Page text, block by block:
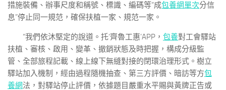
措施裝備、辦事尺度和稱號、標識、編碼等“成包養網單次分信
息”停止同一規范，確保扶植一家、規范一家。
“我們依沐堅定的說道。托‘齊魯工惠’APP， 包養對工會驛站
扶植、審核、啟用、變革、撤銷狀態及時把握，構成分級監
管、全部旅程記載、線上線下無縫對接的閉環治理形式。樹立
驛站加入機制，經由過程隨機抽查、第三方評價、暗訪等方包
養網法，對驛站停止評價，依據題目嚴重水平賜與黃牌正告或